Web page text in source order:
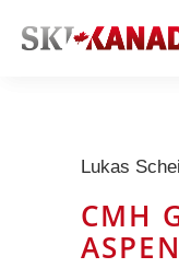
Lukas
CMH